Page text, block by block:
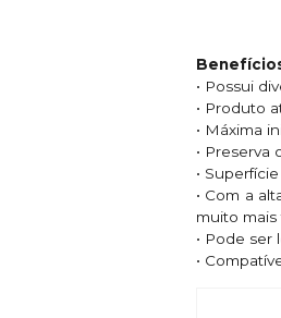
• Possui
• Produto
• Máxima
• Preserva
•
• Com a
muito mais
• Pode ser
•